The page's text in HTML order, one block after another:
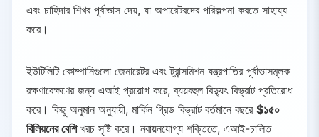
এবং চাহিদার শিখর পূর্বাভাস দেয়, যা অপারেটরদের পরিকল্পনা করতে সাহায্য
করে।
ইউটিলিটি কোম্পানিগুলো জেনারেটর এবং ট্রান্সমিশন যন্ত্রপাতির পূর্বাভাসমূলক
রক্ষণাবেক্ষণের জন্য এআই প্রয়োগ করে, ব্যয়বহুল বিদ্যুৎ বিভ্রাট প্রতিরোধ
করে। কিছু অনুমান অনুযায়ী, মার্কিন গ্রিড বিভ্রাট বর্তমানে বছরে $১৫০
বিলিয়নের বেশিখরচ সৃষ্টি করে। নবায়নযোগ্য শক্তিতে, এআই-চালিত